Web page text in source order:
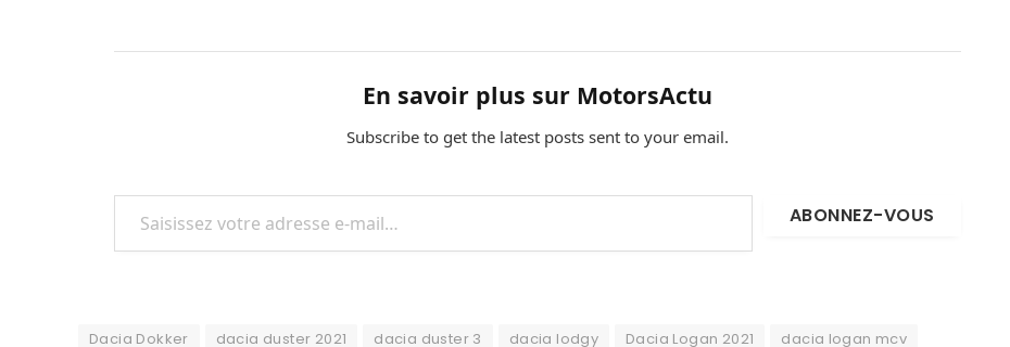
En savoir plus sur MotorsActu
Subscribe to get the latest posts sent to your email.
Saisissez votre adresse e-mail…
ABONNEZ-VOUS
Dacia Dokker dacia duster 2021 dacia duster 3 dacia lodgy Dacia Logan 2021
dacia logan mcv